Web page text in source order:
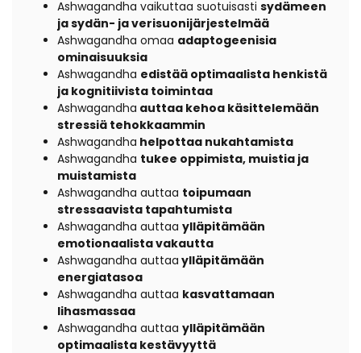
Ashwagandha vaikuttaa suotuisasti sydämeen
ja sydän- ja verisuonijärjestelmää
Ashwagandha omaa adaptogeenisia
ominaisuuksia
Ashwagandha edistää optimaalista henkistä
ja kognitiivista toimintaa
Ashwagandha auttaa kehoa käsittelemään
stressiä tehokkaammin
Ashwagandha helpottaa nukahtamista
Ashwagandha tukee oppimista, muistia ja
muistamista
Ashwagandha auttaa toipumaan
stressaavista tapahtumista
Ashwagandha auttaa ylläpitämään
emotionaalista vakautta
Ashwagandha auttaa ylläpitämään
energiatasoa
Ashwagandha auttaa kasvattamaan
lihasmassaa
Ashwagandha auttaa ylläpitämään
optimaalista kestävyyttä